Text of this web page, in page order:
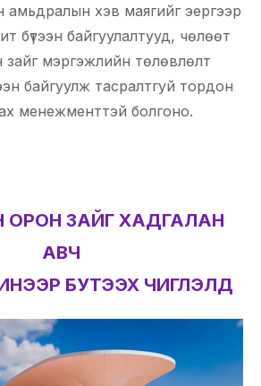
амьдралын хэв маягийг эергээр
бүтээн байгуулалтууд, чөлөөт
зайг мэргэжлийн төлөвлөлт
байгуулж тасралтгуй тордон
менежменттэй болгоно.
ЗАЙГ ХАДГАЛАН
АВЧ
БУТЭЭХ ЧИГЛЭЛД